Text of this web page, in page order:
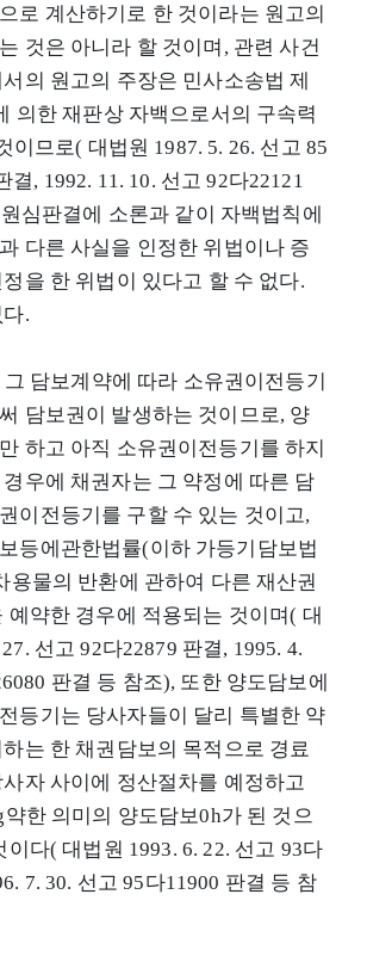
로 계산하기로 한 것이라는 원고의
것은 아니라 할 것이며, 관련 사건
의 원고의 주장은 민사소송법 제
의한 재판상 자백으로서의 구속력
이므로( 대법원 1987. 5. 26. 선고 85
결, 1992. 11. 10. 선고 92다22121
심판결에 소론과 같이 자백법칙에
다른 사실을 인정한 위법이나 증
을 한 위법이 있다고 할 수 없다.
.
담보계약에 따라 소유권이전등기
담보권이 발생하는 것이므로, 양
하고 아직 소유권이전등기를 하지
우에 채권자는 그 약정에 따른 담
이전등기를 구할 수 있는 것이고,
등에관한법률(이하 가등기담보법
용물의 반환에 관하여 다른 재산권
예약한 경우에 적용되는 것이며( 대
선고 92다22879 판결, 1995. 4.
판결 등 참조), 또한 양도담보에
등기는 당사자들이 달리 특별한 약
는 한 채권담보의 목적으로 경료
자 사이에 정산절차를 예정하고
한 의미의 양도담보0h가 된 것으
이다( 대법원 1993. 6. 22. 선고 93다
7. 30. 선고 95다11900 판결 등 참